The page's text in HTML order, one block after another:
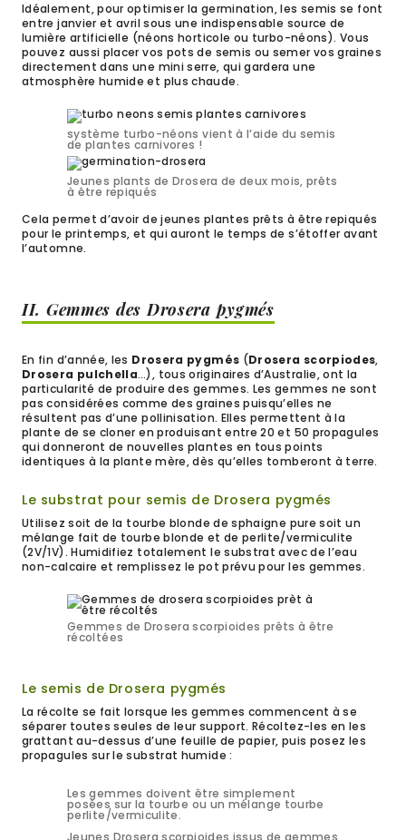
Idéalement, pour optimiser la germination, les semis se font
entre janvier et avril sous une indispensable source de
lumière artificielle (néons horticole ou turbo-néons). Vous
pouvez aussi placer vos pots de semis ou semer vos graines
directement dans une mini serre, qui gardera une
atmosphère humide et plus chaude.
système turbo-néons vient à l’aide du semis
de plantes carnivores !
Jeunes plants de Drosera de deux mois, prêts
à être repiqués
Cela permet d’avoir de jeunes plantes prêts à être repiqués
pour le printemps, et qui auront le temps de s’étoffer avant
l’automne.
II. Gemmes des Drosera pygmés
En fin d’année, les Drosera pygmés (Drosera scorpiodes,
Drosera pulchella…), tous originaires d’Australie, ont la
particularité de produire des gemmes. Les gemmes ne sont
pas considérées comme des graines puisqu’elles ne
résultent pas d’une pollinisation. Elles permettent à la
plante de se cloner en produisant entre 20 et 50 propagules
qui donneront de nouvelles plantes en tous points
identiques à la plante mère, dès qu’elles tomberont à terre.
Le substrat pour semis de Drosera pygmés
Utilisez soit de la tourbe blonde de sphaigne pure soit un
mélange fait de tourbe blonde et de perlite/vermiculite
(2V/1V). Humidifiez totalement le substrat avec de l’eau
non-calcaire et remplissez le pot prévu pour les gemmes.
Gemmes de Drosera scorpioides prêts à être
récoltées
Le semis de Drosera pygmés
La récolte se fait lorsque les gemmes commencent à se
séparer toutes seules de leur support. Récoltez-les en les
grattant au-dessus d’une feuille de papier, puis posez les
propagules sur le substrat humide :
Les gemmes doivent être simplement
posées sur la tourbe ou un mélange tourbe
perlite/vermiculite.
Jeunes Drosera scorpioides issus de gemmes